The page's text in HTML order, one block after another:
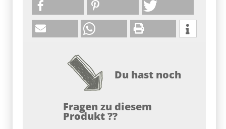
Du hast noch
Fragen zu diesem
Produkt ??